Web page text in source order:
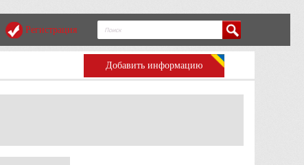
Регистрация
Добавить информацию